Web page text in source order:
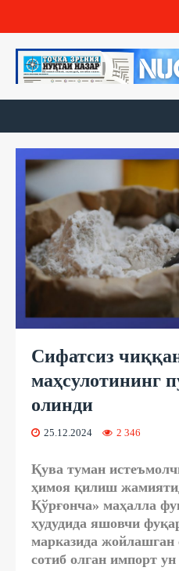
Сифатсиз
маҳсулотининг
олинди
25.12.2024 2 346
Қува туман
ҳимоя қилиш
Қўрғонча» маҳалла
ҳудудида яшовчи
марказида жойлашган
сотиб олган импорт